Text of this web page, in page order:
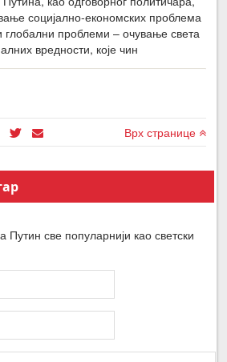
социјално-економских проблема
глобални проблеми – очување света
вредности, које чин
Врх странице
Путин све популарнији као светски